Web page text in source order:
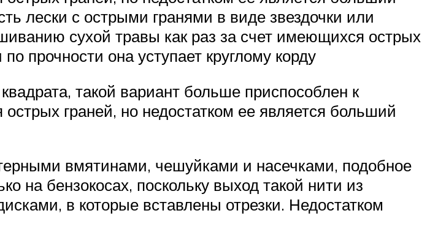
лески с острыми гранями в виде звездочки или
сухой травы как раз за счет имеющихся острых
прочности она уступает круглому корду
такой вариант больше приспособлен к
граней, но недостатком ее является больший
вмятинами, чешуйками и насечками, подобное
на бензокосах, поскольку выход такой нити из
в которые вставлены отрезки. Недостатком